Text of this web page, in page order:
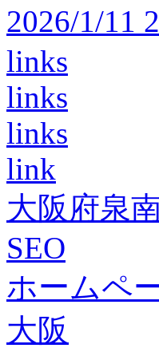
2026/1/11
links
links
links
link
大阪府泉
SEO
ホームペ
大阪